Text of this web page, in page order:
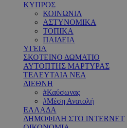
ΚΥΠΡΟΣ
ΚΟΙΝΩΝΙΑ
ΑΣΤΥΝΟΜΙΚΑ
ΤΟΠΙΚΑ
ΠΑΙΔΕΙΑ
ΥΓΕΙΑ
ΣΚΟΤΕΙΝΟ ΔΩΜΑΤΙΟ
ΑΥΤΟΠΤΗΣ ΜΑΡΤΥΡΑΣ
ΤΕΛΕΥΤΑΙΑ ΝΕΑ
ΔΙΕΘΝΗ
#Καύσωνας
#Μέση Ανατολή
ΕΛΛΑΔΑ
ΔΗΜΟΦΙΛΗ ΣΤΟ INTERNET